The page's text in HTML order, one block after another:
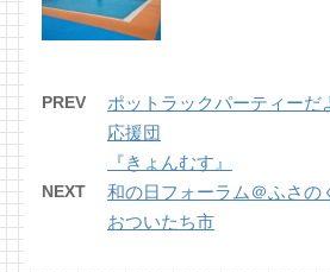
PREV
ポットラックパーティー
応援団
『きょんむす』
NEXT
和の日フォーラム＠ふさの
おついたち市